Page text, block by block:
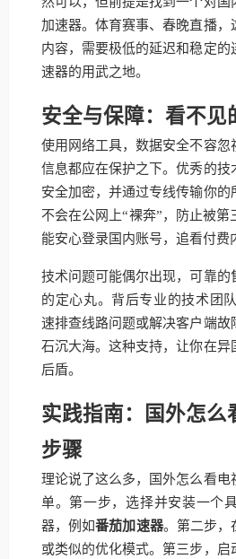
加速器。体育赛事、春晚直播，
内容，需要极低的延迟和稳定的
速器的用武之地。
安全与保障：看不见
使用网络工具，数据安全不容忽
信息都应在保护之下。优秀的技
安全加密，并通过专线传输你的
不会在公网上“裸奔”，防止被
能安心登录国内账号，追看付费
技术问题可能偶尔出现，可靠的
的定心丸。背后专业的技术团
速排查线路问题或解决客户端故
石沉大海。这种支持，让你在异
后盾。
实践指南：国外怎么
步骤
理论说了这么多，国外怎么看电
单。第一步，选择并安装一个
器，例如番茄加速器。第二步，
或类似的优化模式。第三步，启